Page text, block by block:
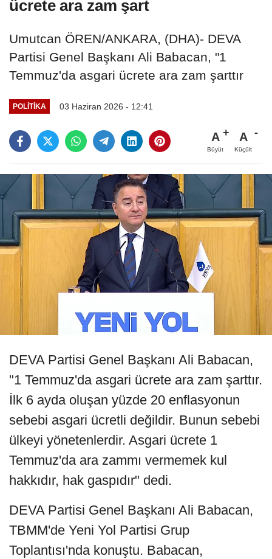
ücrete ara zam şart
Umutcan ÖREN/ANKARA, (DHA)- DEVA
Partisi Genel Başkanı Ali Babacan, "1
Temmuz'da asgari ücrete ara zam şarttır
POLITIKA 03 Haziran 2026 - 12:41
A
Büyüt
A
Küçült
DEVA Partisi Genel Başkanı Ali Babacan,
"1 Temmuz'da asgari ücrete ara zam şarttır.
İlk 6 ayda oluşan yüzde 20 enflasyonun
sebebi asgari ücretli değildir. Bunun sebebi
ülkeyi yönetenlerdir. Asgari ücrete 1
Temmuz'da ara zammı vermemek kul
hakkıdır, hak gaspıdır" dedi.
DEVA Partisi Genel Başkanı Ali Babacan,
TBMM'de Yeni Yol Partisi Grup
Toplantısı'nda konuştu. Babacan,